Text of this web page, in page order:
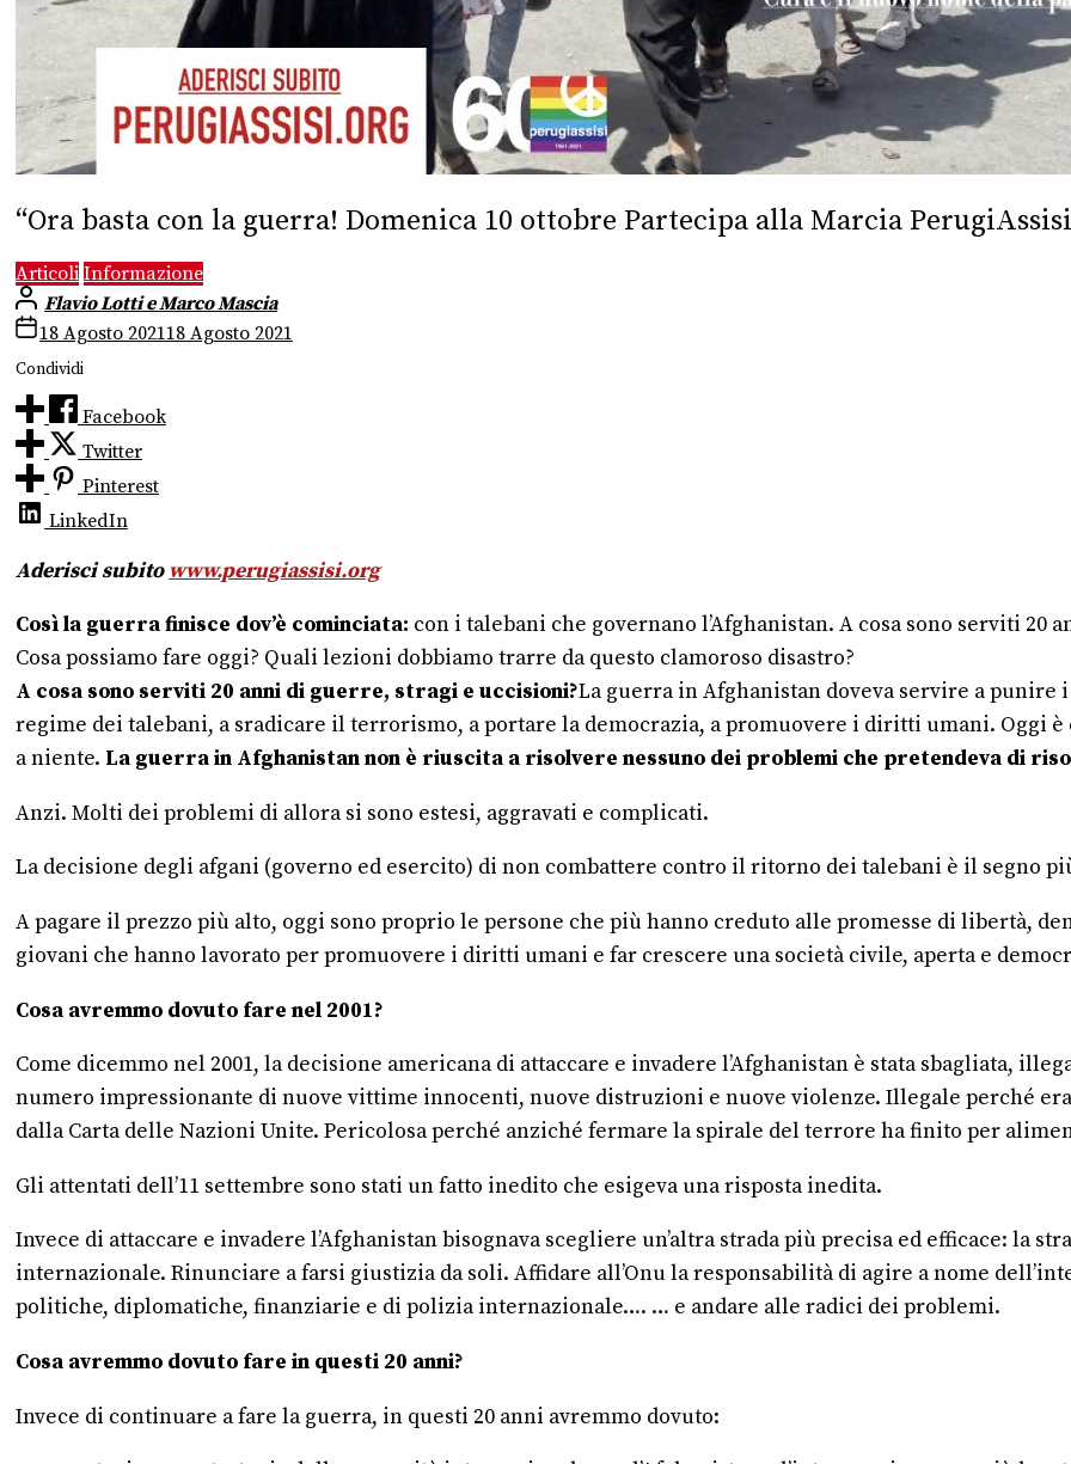
“Ora basta con la guerra! Domenica 10 ottobre Partecipa alla Marcia
Articoli Informazione
Flavio Lotti e Marco Mascia
18 Agosto 202118 Agosto 2021
Condividi
Facebook
Twitter
Pinterest
LinkedIn
Aderisci subito www.perugiassisi.org
Così la guerra finisce dov’è cominciata: con i talebani che governano l’Afghanistan. A cosa sono serviti 20
Cosa possiamo fare oggi? Quali lezioni dobbiamo trarre da questo clamoroso disastro?
A cosa sono serviti 20 anni di guerre, stragi e uccisioni?La guerra in Afghanistan doveva servire a punire
regime dei talebani, a sradicare il terrorismo, a portare la democrazia, a promuovere i diritti umani. Oggi
a niente. La guerra in Afghanistan non è riuscita a risolvere nessuno dei problemi che pretendeva di
Anzi. Molti dei problemi di allora si sono estesi, aggravati e complicati.
La decisione degli afgani (governo ed esercito) di non combattere contro il ritorno dei talebani è il segno
A pagare il prezzo più alto, oggi sono proprio le persone che più hanno creduto alle promesse di libertà,
giovani che hanno lavorato per promuovere i diritti umani e far crescere una società civile, aperta e
Cosa avremmo dovuto fare nel 2001?
Come dicemmo nel 2001, la decisione americana di attaccare e invadere l’Afghanistan è stata sbagliata,
numero impressionante di nuove vittime innocenti, nuove distruzioni e nuove violenze. Illegale perché
dalla Carta delle Nazioni Unite. Pericolosa perché anziché fermare la spirale del terrore ha finito per
Gli attentati dell’11 settembre sono stati un fatto inedito che esigeva una risposta inedita.
Invece di attaccare e invadere l’Afghanistan bisognava scegliere un’altra strada più precisa ed efficace: la
internazionale. Rinunciare a farsi giustizia da soli. Affidare all’Onu la responsabilità di agire a nome
politiche, diplomatiche, finanziarie e di polizia internazionale…. … e andare alle radici dei problemi.
Cosa avremmo dovuto fare in questi 20 anni?
Invece di continuare a fare la guerra, in questi 20 anni avremmo dovuto: